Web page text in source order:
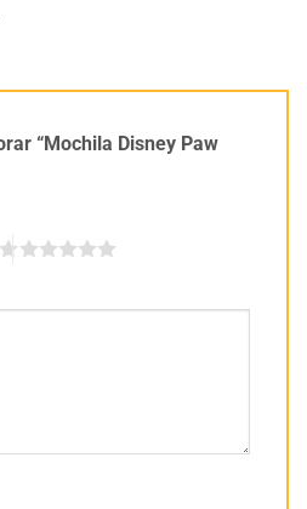
“Mochila Disney Paw